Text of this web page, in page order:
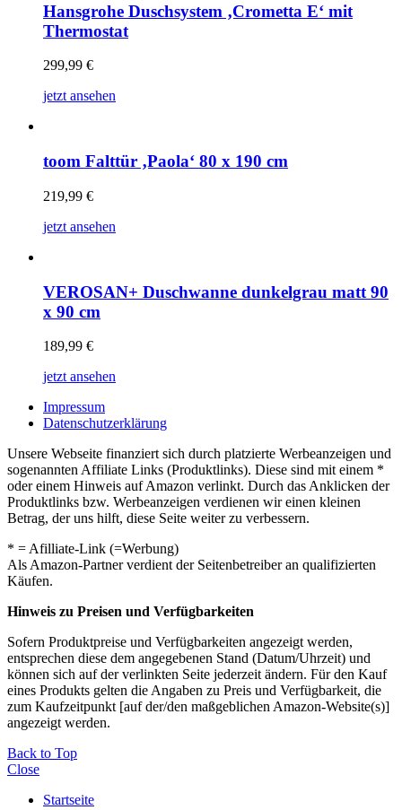
Hansgrohe Duschsystem ‚Crometta E‘ mit
Thermostat
299,99 €
jetzt ansehen
toom Falttür ‚Paola‘ 80 x 190 cm
219,99 €
jetzt ansehen
VEROSAN+ Duschwanne dunkelgrau matt 90
x 90 cm
189,99 €
jetzt ansehen
Impressum
Datenschutzerklärung
Unsere Webseite finanziert sich durch platzierte Werbeanzeigen und
sogenannten Affiliate Links (Produktlinks). Diese sind mit einem *
oder einem Hinweis auf Amazon verlinkt. Durch das Anklicken der
Produktlinks bzw. Werbeanzeigen verdienen wir einen kleinen
Betrag, der uns hilft, diese Seite weiter zu verbessern.
* = Afilliate-Link (=Werbung)
Als Amazon-Partner verdient der Seitenbetreiber an qualifizierten
Käufen.
Hinweis zu Preisen und Verfügbarkeiten
Sofern Produktpreise und Verfügbarkeiten angezeigt werden,
entsprechen diese dem angegebenen Stand (Datum/Uhrzeit) und
können sich auf der verlinkten Seite jederzeit ändern. Für den Kauf
eines Produkts gelten die Angaben zu Preis und Verfügbarkeit, die
zum Kaufzeitpunkt [auf der/den maßgeblichen Amazon-Website(s)]
angezeigt werden.
Back to Top
Close
Startseite